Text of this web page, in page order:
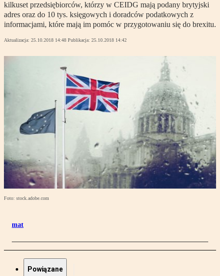
kilkuset przedsiębiorców, którzy w CEIDG mają podany brytyjski
adres oraz do 10 tys. księgowych i doradców podatkowych z
informacjami, które mają im pomóc w przygotowaniu się do brexitu.
Aktualizacja: 25.10.2018 14:48 Publikacja: 25.10.2018 14:42
Foto: stock.adobe.com
mat
Powiązane